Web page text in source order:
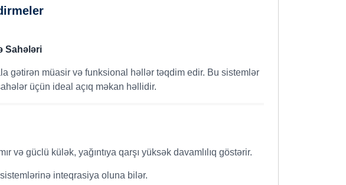
Sahələri
gətirən müasir və funksional həllər təqdim edir. Bu sistemlər
üçün ideal açıq məkan həllidir.
və güclü külək, yağıntıya qarşı yüksək davamlılıq göstərir.
inteqrasiya oluna bilər.